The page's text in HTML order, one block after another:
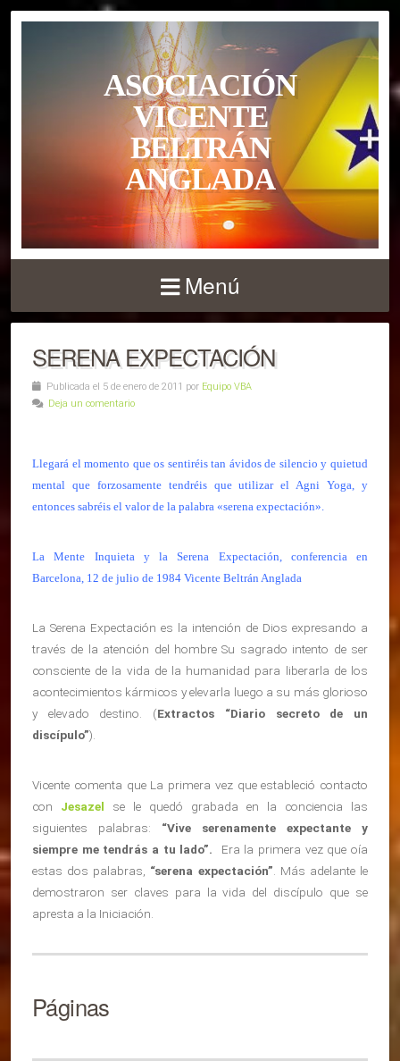
ASOCIACIÓN
VICENTE
BELTRÁN
ANGLADA
Menú
SERENA EXPECTACIÓN
Publicada el 5 de enero de 2011 por Equipo VBA
Deja un comentario
Llegará el momento que os sentiréis tan ávidos de silencio y quietud
mental que forzosamente tendréis que utilizar el Agni Yoga, y
entonces sabréis el valor de la palabra «serena expectación».
La Mente Inquieta y la Serena Expectación, conferencia en
Barcelona, 12 de julio de 1984 Vicente Beltrán Anglada
La Serena Expectación es la intención de Dios expresando a
través de la atención del hombre Su sagrado intento de ser
consciente de la vida de la humanidad para liberarla de los
acontecimientos kármicos y elevarla luego a su más glorioso
y elevado destino. (Extractos “Diario secreto de un
discípulo”).
Vicente comenta que La primera vez que estableció contacto
con Jesazel se le quedó grabada en la conciencia las
siguientes palabras: “Vive serenamente expectante y
siempre me tendrás a tu lado”. Era la primera vez que oía
estas dos palabras, “serena expectación” . Más adelante le
demostraron ser claves para la vida del discípulo que se
apresta a la Iniciación.
Páginas